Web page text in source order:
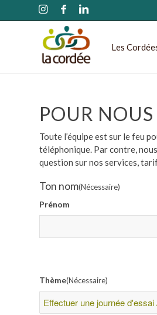
Les
POUR NOUS
Toute l’équipe est sur le feu
téléphonique. Par contre,
question sur nos services,
Ton nom(Nécessaire)
Prénom
Thème(Nécessaire)